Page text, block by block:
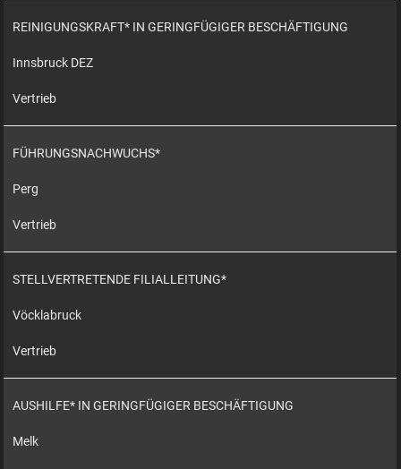
REINIGUNGSKRAFT* IN GERINGFÜGIGER BESCHÄFTIGUNG
Innsbruck DEZ
Vertrieb
FÜHRUNGSNACHWUCHS*
Perg
Vertrieb
STELLVERTRETENDE FILIALLEITUNG*
Vöcklabruck
Vertrieb
AUSHILFE* IN GERINGFÜGIGER BESCHÄFTIGUNG
Melk